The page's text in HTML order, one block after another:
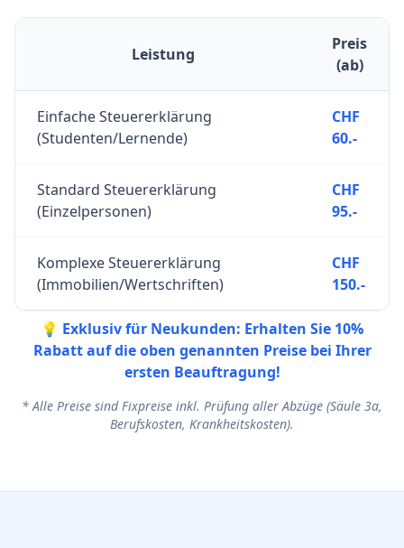
Leistung
Preis
(ab)
Einfache Steuererklärung
(Studenten/Lernende)
CHF
60.-
Standard Steuererklärung
(Einzelpersonen)
CHF
95.-
Komplexe Steuererklärung
(Immobilien/Wertschriften)
CHF
150.-
💡 Exklusiv für Neukunden: Erhalten Sie 10%
Rabatt auf die oben genannten Preise bei Ihrer
ersten Beauftragung!
* Alle Preise sind Fixpreise inkl. Prüfung aller Abzüge (Säule 3a,
Berufskosten, Krankheitskosten).